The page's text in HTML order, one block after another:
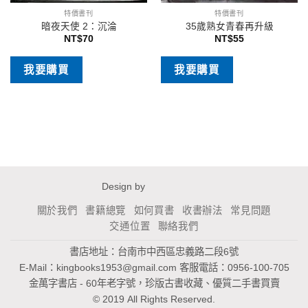
特價書刊
暗夜天使 2：沉淪
NT$70
我要購買
特價書刊
35歲熟女青春再升級
NT$55
我要購買
Design by
關於我們 書籍總覽 如何買書 收書辦法
常見問題
交通位置
聯絡我們
書店地址：台南市中西區忠義路二段6號
E-Mail： kingbooks1953@gmail.com 客服電話：0956-100-705
金萬字書店 - 60年老字號，珍版古書收藏、優質二手書買賣
© 2019 All Rights Reserved.